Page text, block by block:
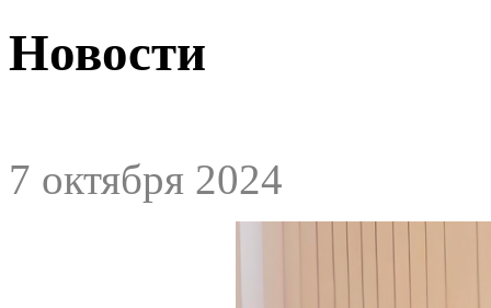
Новости
7 октября 2024